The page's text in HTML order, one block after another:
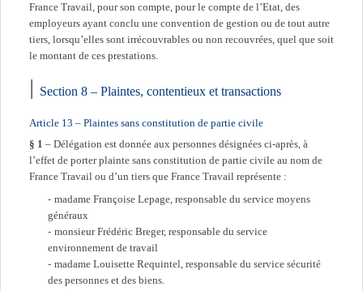
France Travail, pour son compte, pour le compte de l’Etat, des
employeurs ayant conclu une convention de gestion ou de tout autre
tiers, lorsqu’elles sont irrécouvrables ou non recouvrées, quel que soit
le montant de ces prestations.
Section 8 – Plaintes, contentieux et transactions
Article 13 – Plaintes sans constitution de partie civile
§ 1 – Délégation est donnée aux personnes désignées ci-après, à
l’effet de porter plainte sans constitution de partie civile au nom de
France Travail ou d’un tiers que France Travail représente :
madame Françoise Lepage, responsable du service moyens
généraux
monsieur Frédéric Breger, responsable du service
environnement de travail
madame Louisette Requintel, responsable du service sécurité
des personnes et des biens.